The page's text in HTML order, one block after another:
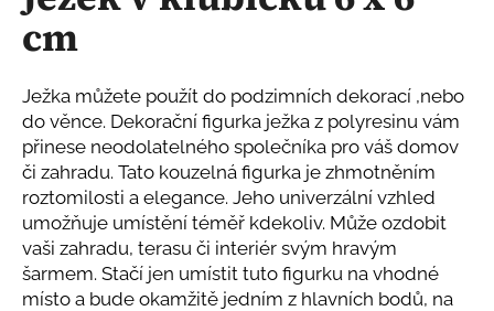
z
hvězdiček.
cm
Ježka můžete použít do podzimních dekorací ,nebo
do věnce. Dekorační figurka ježka z polyresinu vám
přinese neodolatelného společníka pro váš domov
či zahradu. Tato kouzelná figurka je zhmotněním
roztomilosti a elegance. Jeho univerzální vzhled
umožňuje umístění téměř kdekoliv. Může ozdobit
vaši zahradu, terasu či interiér svým hravým
šarmem. Stačí jen umístit tuto figurku na vhodné
místo a bude okamžitě jedním z hlavních bodů, na
a
j
í
t
?
HLEDAT